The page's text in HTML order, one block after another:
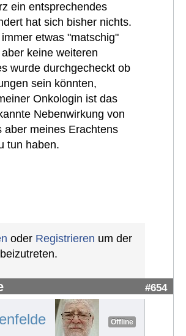
ein entsprechendes
hat sich bisher nichts.
etwas "matschig"
keine weiteren
wurde durchgecheckt ob
sein könnten,
Onkologin ist das
Nebenwirkung von
aber meines Erachtens
tun haben.
oder Registrieren um der
#654
Offline